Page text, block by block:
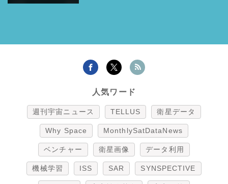
人気ワード
週刊宇宙ニュース TELLUS 衛星データ
Why Space MonthlySatDataNews
ベンチャー 衛星画像 データ利用
機械学習 ISS SAR SYNSPECTIVE